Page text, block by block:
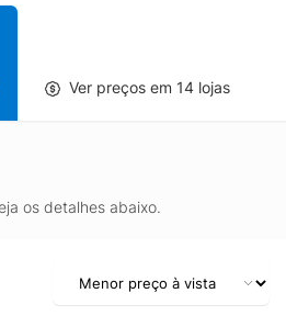
1% ElastanoCor: AzulMarca:
Ver preços em 14 lojas
os detalhes abaixo.